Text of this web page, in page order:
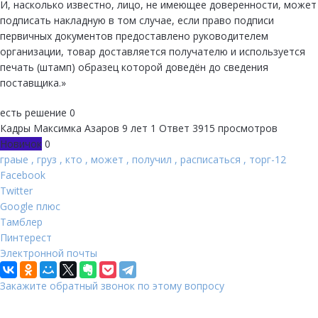
И, насколько известно, лицо, не имеющее доверенности, может
подписать накладную в том случае, если право подписи
первичных документов предоставлено руководителем
организации, товар доставляется получателю и используется
печать (штамп) образец которой доведён до сведения
поставщика.»
есть решение 0
Кадры Максимка Азаров 9 лет 1 Ответ 3915 просмотров
Новичок 0
граые , груз , кто , может , получил , расписаться , торг-12
Facebook
Twitter
Google плюс
Тамблер
Пинтерест
Электронной почты
Закажите обратный звонок по этому вопросу